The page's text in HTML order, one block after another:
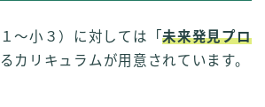
～小３）に対しては「未来発見プロ
カリキュラムが用意されています。